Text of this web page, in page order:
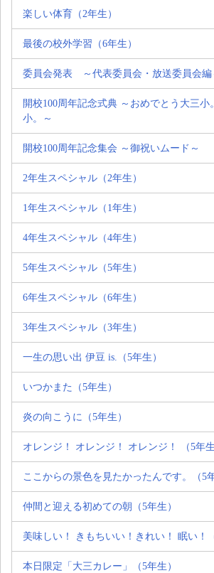
楽しい体育（2年生）
最後の校外学習（6年生）
委員会発表 ～代表委員会・放送委員会編
開校100周年記念式典 ～おめでとう大三小
小。～
開校100周年記念集会 ～御祝いムード～
2年生スペシャル（2年生）
1年生スペシャル（1年生）
4年生スペシャル（4年生）
5年生スペシャル（5年生）
6年生スペシャル（6年生）
3年生スペシャル（3年生）
一生の思い出 伊豆 is.（5年生）
いつかまた（5年生）
炎の向こうに（5年生）
オレンジ！ オレンジ！ オレンジ！ （5年生
ここからの景色を見たかったんです。（5年
仲間と迎える初めての朝（5年生）
美味しい！ きもちいい！きれい！ 眠い！
本日限定「大三カレー」（5年生）